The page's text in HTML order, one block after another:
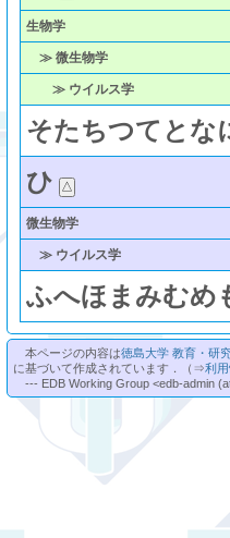
生物学
≫ 微生物学
≫ ウイルス学
そたちつて と な
ひ
微生物学
≫ ウイルス学
ふへほ ま みむめ
本ページの内容は徳島大学 教育・研
に基づいて作成されています．（⇒利
--- EDB Working Group <edb-admin